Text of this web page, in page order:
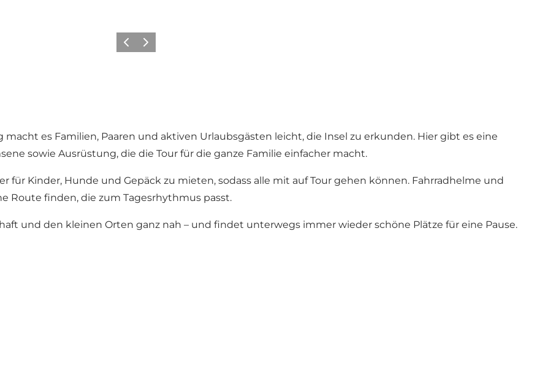
ZurückWeiter
es Familien, Paaren und aktiven Urlaubsgästen leicht, die Insel zu erkunden. Hier gibt es eine
sowie Ausrüstung, die die Tour für die ganze Familie einfacher macht.
für Kinder, Hunde und Gepäck zu mieten, sodass alle mit auf Tour gehen können. Fahrradhelme und
Route finden, die zum Tagesrhythmus passt.
und den kleinen Orten ganz nah – und findet unterwegs immer wieder schöne Plätze für eine Pause.